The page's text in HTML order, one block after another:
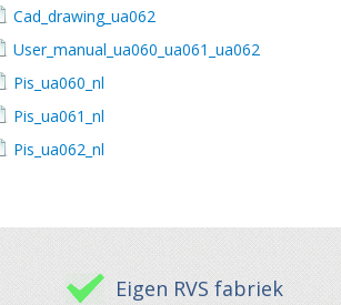
Cad_drawing_ua062
User_manual_ua060_ua061_ua062
Pis_ua060_nl
Pis_ua061_nl
Pis_ua062_nl
Eigen RVS fabriek